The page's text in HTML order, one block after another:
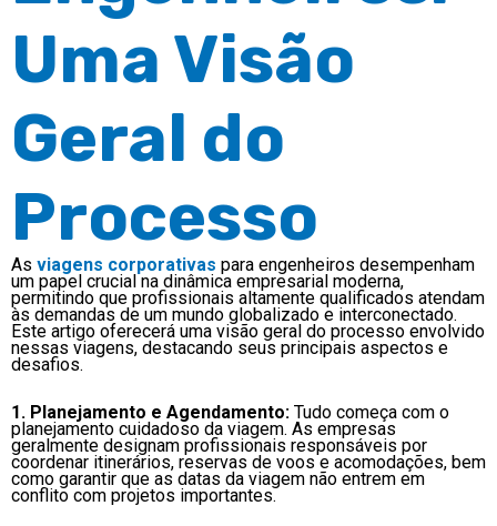
Uma Visão
Geral do
Processo
As viagens corporativas para engenheiros desempenham
um papel crucial na dinâmica empresarial moderna,
permitindo que profissionais altamente qualificados atendam
às demandas de um mundo globalizado e interconectado.
Este artigo oferecerá uma visão geral do processo envolvido
nessas viagens, destacando seus principais aspectos e
desafios.
1. Planejamento e Agendamento: Tudo começa com o
planejamento cuidadoso da viagem. As empresas
geralmente designam profissionais responsáveis por
coordenar itinerários, reservas de voos e acomodações, bem
como garantir que as datas da viagem não entrem em
conflito com projetos importantes.